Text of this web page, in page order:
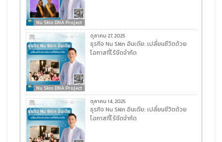
Nu Skin DNA Project
Nu Skin DNA Project
ตุลาคม 27, 2025
ธุรกิจ Nu Skin อินเดีย: เปลี่ยนชีวิตด้วย
โอกาสที่ไร้ขีดจำกัด
ตุลาคม 14, 2025
ธุรกิจ Nu Skin อินเดีย: เปลี่ยนชีวิตด้วย
โอกาสที่ไร้ขีดจำกัด